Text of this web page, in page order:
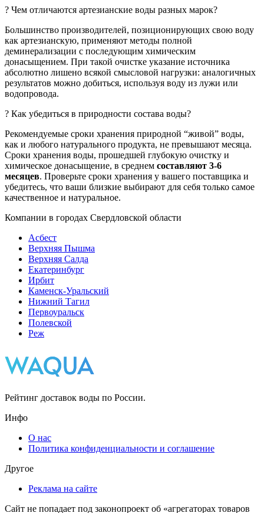
? Чем отличаются артезианские воды разных марок?
Большинство производителей, позиционирующих свою воду
как артезианскую, применяют методы полной
деминерализации с последующим химическим
донасыщением. При такой очистке указание источника
абсолютно лишено всякой смысловой нагрузки: аналогичных
результатов можно добиться, используя воду из лужи или
водопровода.
? Как убедиться в природности состава воды?
Рекомендуемые сроки хранения природной “живой” воды,
как и любого натурального продукта, не превышают месяца.
Сроки хранения воды, прошедшей глубокую очистку и
химическое донасыщение, в среднем составляют 3-6
месяцев. Проверьте сроки хранения у вашего поставщика и
убедитесь, что ваши близкие выбирают для себя только самое
качественное и натуральное.
Компании в городах Свердловской области
Асбест
Верхняя Пышма
Верхняя Салда
Екатеринбург
Ирбит
Каменск-Уральский
Нижний Тагил
Первоуральск
Полевской
Реж
Рейтинг доставок воды по России.
Инфо
О нас
Политика конфиденциальности и соглашение
Другое
Реклама на сайте
Сайт не попадает под законопроект об «агрегаторах товаров